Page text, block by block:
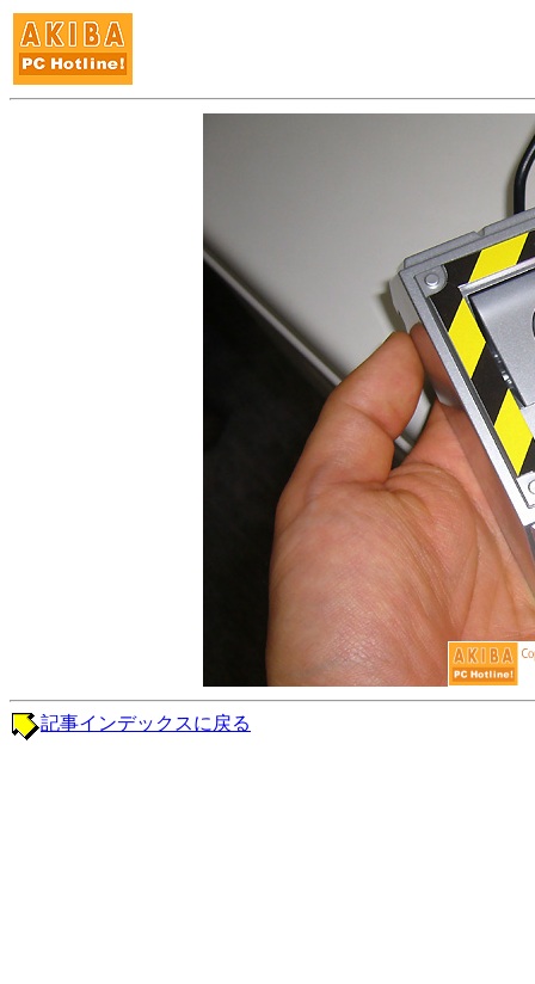
記事インデックスに戻る